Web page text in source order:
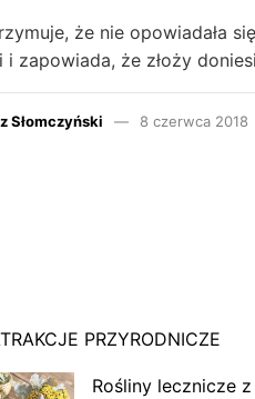
że nie opowiadała
i zapowiada, że złoży
Słomczyński 8 czerwca 2018
PRZYRODNICZE
Rośliny lecznicze z